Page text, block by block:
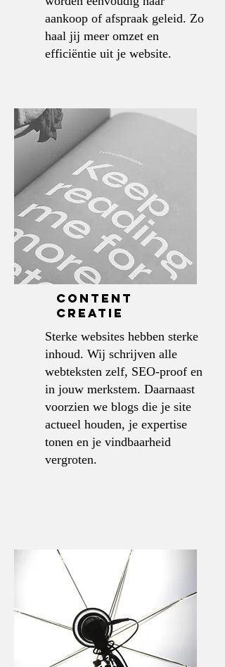
aankoop of afspraak geleid. Zo
haal jij meer omzet en
efficiëntie uit je website.
content
creatie
Sterke websites hebben sterke
inhoud. Wij schrijven alle
webteksten zelf, SEO-proof en
in jouw merkstem. Daarnaast
voorzien we blogs die je site
actueel houden, je expertise
tonen en je vindbaarheid
vergroten.